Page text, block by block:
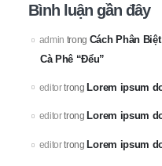
Bình luận gần đây
admin trong Cách Phân
Cà Phê “Đểu”
editortrong Lorem ipsum
editortrong Lorem ipsum
editortrong Lorem ipsum